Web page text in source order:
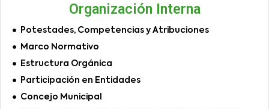
Organización Interna
Potestades, Competencias y Atribuciones
Marco Normativo
Estructura Orgánica
Participación en Entidades
Concejo Municipal